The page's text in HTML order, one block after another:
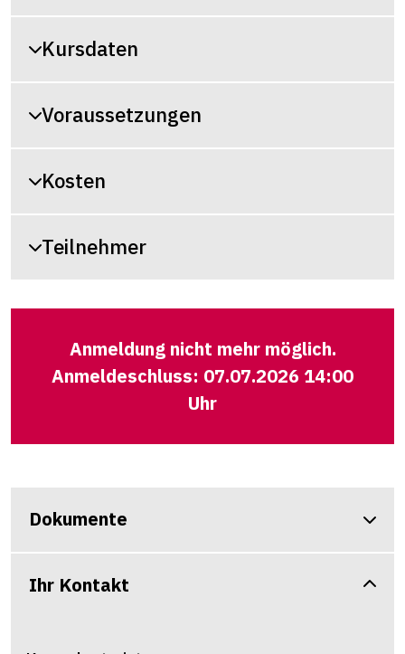
Kursdaten
Voraussetzungen
Kosten
Teilnehmer
Anmeldung nicht mehr möglich.
Anmeldeschluss: 07.07.2026 14:00
Uhr
Dokumente
Ihr Kontakt